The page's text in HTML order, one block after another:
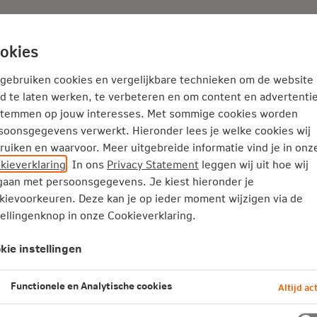
Adviseur Nieuws
Thema's
gaan werknemers wél met
op hun pensioen. Toch maken ze
kan het lastig zijn je
de ervaring van Sonja Muller, HR-
Op aanraden van adviseur
begon het bedrijf met
cookies en vergelijkbare technieken om de website
te laten werken, te verbeteren en om content en
op jouw interesses. Met sommige cookies worden
verwerkt. Hieronder lees je welke cookies wij
en waarvoor. Meer uitgebreide informatie vind je in
. In ons Privacy Statement leggen wij uit hoe wij
met persoonsgegevens. Je kiest hieronder je
Deze kan je op ieder moment wijzigen via de
in onze Cookieverklaring.
instellingen
Functionele en Analytische cookies Altijd